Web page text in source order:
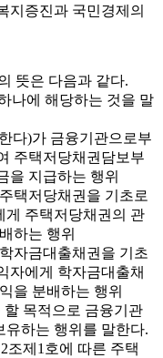
지증진과 국민경제의
뜻은 다음과 같다.
나에 해당하는 것을 말
다)가 금융기관으로부
주택저당채권담보부
을 지급하는 행위
택저당채권을 기초로
게 주택저당채권의 관
하는 행위
자금대출채권을 기초
자에게 학자금대출채
을 분배하는 행위
목적으로 금융기관
유하는 행위를 말한다.
조제1호에 따른 주택